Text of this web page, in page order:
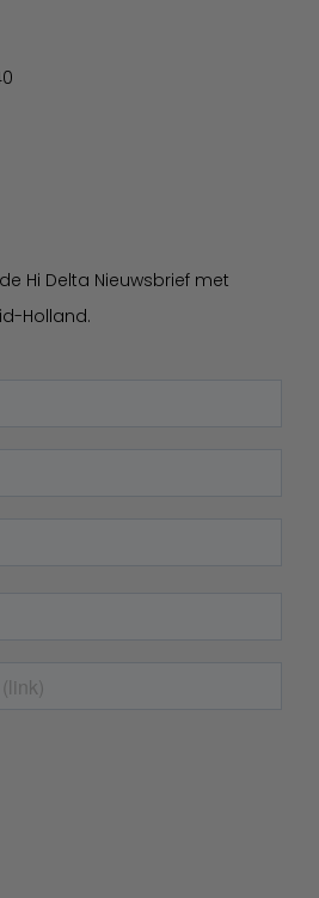
Hi Delta Nieuwsbrief met
Holland.